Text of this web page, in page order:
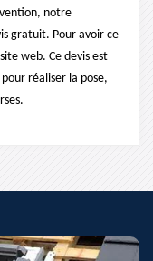
notre
gratuit. Pour avoir ce
web. Ce devis est
réaliser la pose,